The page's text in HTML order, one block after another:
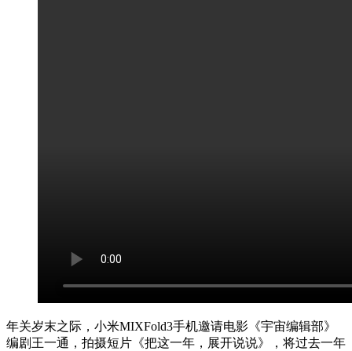
年关岁末之际，小米MIXFold3手机邀请电影《宇宙编辑部》
编剧王一通，拍摄短片《把这一年，展开说说》，将过去一年